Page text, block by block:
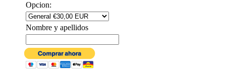
Opcion:
Nombre y apellidos